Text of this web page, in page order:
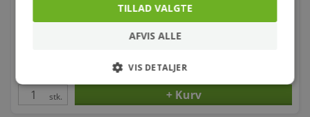
1/2" Galvaniseret Vinkel 90 Muffe/muffe
Varenr.: 000090404
8,00
stk.
TILLAD VALGTE
AFVIS ALLE
VIS DETALJER